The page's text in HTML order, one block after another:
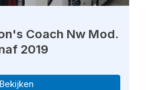
Coach Nw Mod.
2019
Bekijken